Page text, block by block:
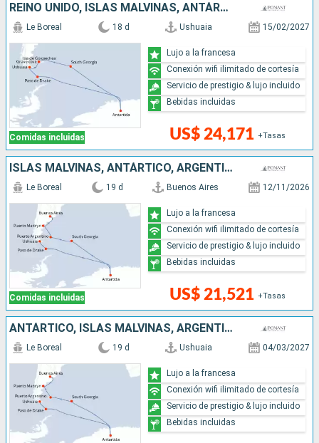
REINO UNIDO, ISLAS MALVINAS, ANTÁRTICO, ARGENTINA
Comidas incluidas
Le Boreal 18 d Ushuaia 15/02/2027
US$ 24,171 +Tasas
Lujo a la francesa
Conexión wifi ilimitado de cortesía
Servicio de prestigio & lujo incluido
Bebidas incluidas
ISLAS MALVINAS, ANTÁRTICO, ARGENTINA
Comidas incluidas
Le Boreal 19 d Buenos Aires 12/11/2026
US$ 21,521 +Tasas
Lujo a la francesa
Conexión wifi ilimitado de cortesía
Servicio de prestigio & lujo incluido
Bebidas incluidas
ANTÁRTICO, ISLAS MALVINAS, ARGENTINA
Le Boreal 19 d Ushuaia 04/03/2027
Lujo a la francesa
Conexión wifi ilimitado de cortesía
Servicio de prestigio & lujo incluido
Bebidas incluidas